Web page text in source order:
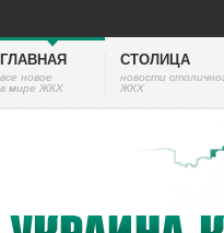
ГЛАВНАЯ
все новое
в мире ЖКХ
СТОЛИЦА
новости
ЖКХ